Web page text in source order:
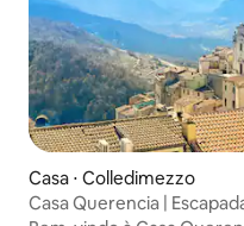
Casa ⋅ Colledimezzo
Casa Querencia |